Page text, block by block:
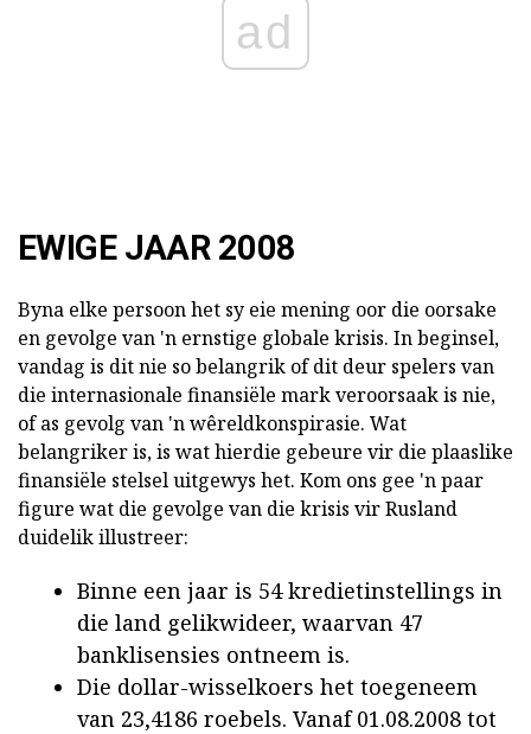
ad
EWIGE JAAR 2008
Byna elke persoon het sy eie mening oor die oorsake
en gevolge van 'n ernstige globale krisis. In beginsel,
vandag is dit nie so belangrik of dit deur spelers van
die internasionale finansiële mark veroorsaak is nie,
of as gevolg van 'n wêreldkonspirasie. Wat
belangriker is, is wat hierdie gebeure vir die plaaslike
finansiële stelsel uitgewys het. Kom ons gee 'n paar
figure wat die gevolge van die krisis vir Rusland
duidelik illustreer:
Binne een jaar is 54 kredietinstellings in
die land gelikwideer, waarvan 47
banklisensies ontneem is.
Die dollar-wisselkoers het toegeneem
van 23,4186 roebels. Vanaf 01.08.2008 tot